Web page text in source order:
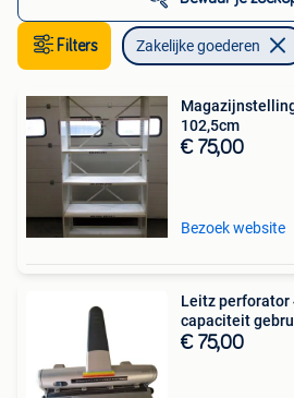
Filters Zakelijke goederen
102,5cm
€ 75,00
Bezoek website
Leitz perforator 4
capaciteit
€ 75,00